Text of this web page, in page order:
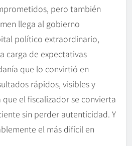
pero también
llega al gobierno
político extraordinario,
carga de expectativas
que lo convirtió en
rápidos, visibles y
que el fiscalizador se convierta
sin perder autenticidad. Y
el más difícil en